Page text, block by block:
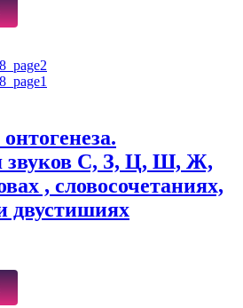
звуков С, З, Ц, Ш, Ж,
, словосочетаниях,
двустишиях